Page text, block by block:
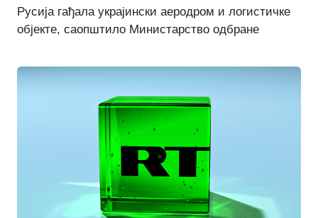
Русија гађала украјински аеродром и логистичке
објекте, саопштило Министарство одбране